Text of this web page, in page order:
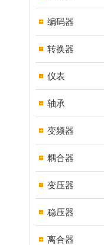
编码器
转换器
仪表
轴承
变频器
耦合器
变压器
稳压器
离合器